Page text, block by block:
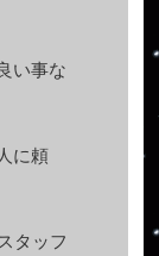
い事な
に頼
タッフ